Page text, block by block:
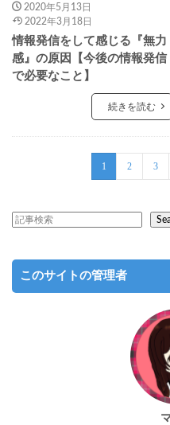
2020年5月13日
2022年3月18日
情報発信をして感じる『無力
感』の原因【今後の情報発信
で必要なこと】
続きを読む
1 2 3
このサイトの管理者